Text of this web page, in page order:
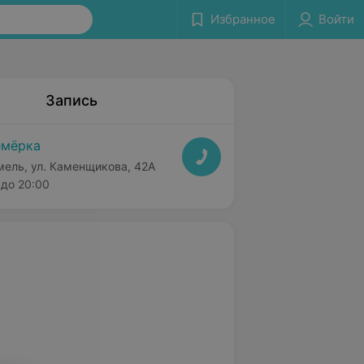
Избранное Войти
Запись
ул. Каменщикова, 42А
до 20:00